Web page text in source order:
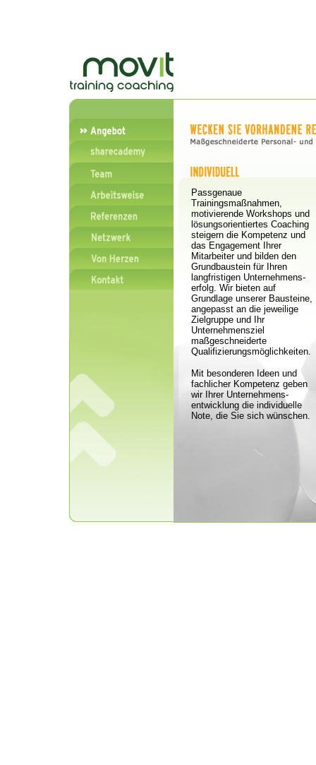
Passgenaue
Trainingsmaßnahmen,
motivierende Workshops und
lösungsorientiertes Coaching
steigern die Kompetenz und
das Engagement Ihrer
Mitarbeiter und bilden den
Grundbaustein für Ihren
langfristigen Unternehmens-
erfolg. Wir bieten auf
Grundlage unserer Bausteine,
angepasst an die jeweilige
Zielgruppe und Ihr
Unternehmensziel
maßgeschneiderte
Qualifizierungsmöglichkeiten.
Mit besonderen Ideen und
fachlicher Kompetenz geben
wir Ihrer Unternehmens-
entwicklung die individuelle
Note, die Sie sich wünschen.